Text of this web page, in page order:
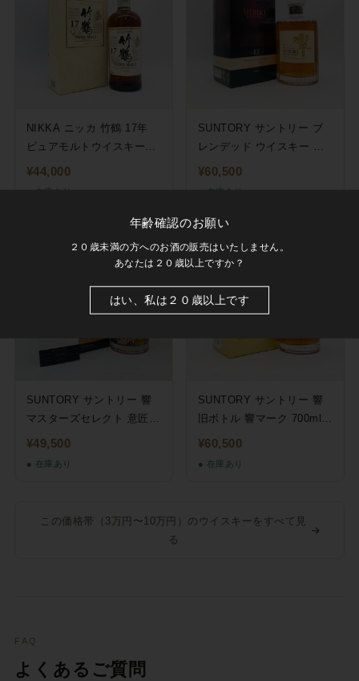
NIKKA ニッカ 竹鶴 17年
ピュアモルトウイスキー
700ml
¥44,000
● 在庫あり
SUNTORY サントリー ブ
レンデッド ウイスキー 響
12年 700ml
¥60,500
● 在庫あり
SUNTORY サントリー 響
マスターズセレクト 意匠ボ
トル 700ml
¥49,500
● 在庫あり
SUNTORY サントリー 響
旧ボトル 響マーク 700ml
43%
¥60,500
● 在庫あり
この価格帯（3万円〜10万円）のウイスキーをすべて見
る
FAQ
よくあるご質問
年齢確認のお願い
２０歳未満の方へのお酒の販売はいたしません。
あなたは２０歳以上ですか？
はい、私は２０歳以上です